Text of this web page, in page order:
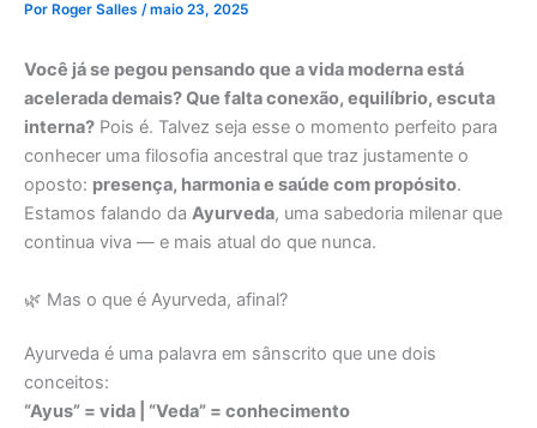
Por Roger Salles /maio 23, 2025
Você já se pegou pensando que a vida moderna está
acelerada demais? Que falta conexão, equilíbrio, escuta
interna? Pois é. Talvez seja esse o momento perfeito para
conhecer uma filosofia ancestral que traz justamente o
oposto: presença, harmonia e saúde com propósito.
Estamos falando da Ayurveda, uma sabedoria milenar que
continua viva — e mais atual do que nunca.
🌿 Mas o que é Ayurveda, afinal?
Ayurveda é uma palavra em sânscrito que une dois
conceitos:
“Ayus” = vida | “Veda” = conhecimento